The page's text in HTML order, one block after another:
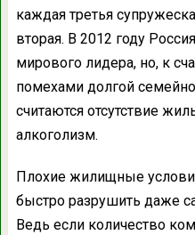
каждая третья
вторая. В 2012 году
мирового лидера, но, к
помехами долгой
считаются отсутствие
алкоголизм.
Плохие жилищные
быстро разрушить даже
Ведь если количество